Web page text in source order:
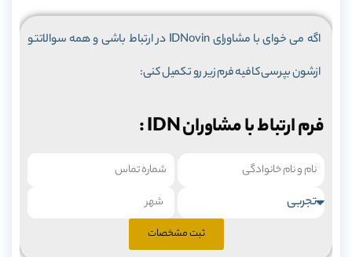
اگه می خوای با مشاورای IDNovin در ارتباط باشی و همه سوالاتتو
ازشون بپرسی کافیه فرم زیر رو تکمیل کنی:
فرم ارتباط با مشاوران IDN :
ثبت مشخصات